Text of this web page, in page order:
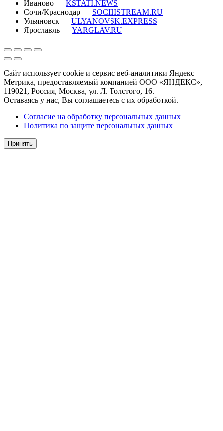
Иваново — KSTATI.NEWS
Сочи/Краснодар — SOCHISTREAM.RU
Ульяновск — ULYANOVSK.EXPRESS
Ярославль — YARGLAV.RU
Сайт использует cookie и сервис веб-аналитики Яндекс
Метрика, предоставляемый компанией ООО «ЯНДЕКС»,
119021, Россия, Москва, ул. Л. Толстого, 16.
Оставаясь у нас, Вы соглашаетесь с их обработкой.
Согласие на обработку персональных данных
Политика по защите персональных данных
Принять